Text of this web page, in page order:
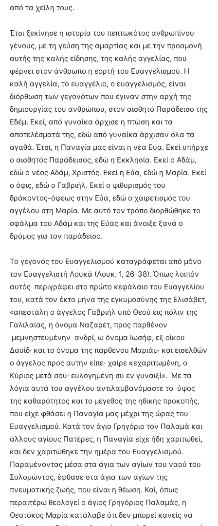
από τα χείλη τους.
Έτσι ξεκίνησε η ιστορία του πεπτωκότος ανθρωπίνου
γένους, με τη γεύση της αμαρτίας και με την προσμονή
αυτής της καλής είδησης, της καλής αγγελίας, που
φέρνει στον άνθρωπο η εορτή του Ευαγγελισμού. Η
καλή αγγελία, το ευαγγέλιο, ο ευαγγελισμός, είναι
διόρθωση των γεγονότων που έγιναν στην αρχή της
δημιουργίας του ανθρώπου, στον αισθητό Παράδεισο της
Εδέμ. Εκεί, από γυναίκα άρχισε η πτώση και τα
αποτελέσματά της, εδώ από γυναίκα άρχισαν όλα τα
αγαθά. Έτσι, η Παναγία μας είναι η νέα Εύα. Εκεί υπήρχε
ο αισθητός Παράδεισος, εδώ η Εκκλησία. Εκεί ο Αδάμ,
εδώ ο νέος Αδάμ, Χριστός. Εκεί η Εύα, εδώ η Μαρία. Εκεί
ο όφις, εδώ ο Γαβριήλ. Εκεί ο ψιθυρισμός του
δράκοντος-όφεως στην Εύα, εδώ ο χαιρετισμός του
αγγέλου στη Μαρία. Με αυτό τον τρόπο διορθώθηκε το
σφάλμα του Αδάμ και της Εύας και άνοιξε ξανά ο
δρόμος για τον παράδεισο.
Το γεγονός του Ευαγγελισμού καταγράφεται από μόνο
τον Ευαγγελιστή Λουκά (Λουκ. 1, 26-38). Όπως λοιπόν
αυτός περιγράφει στο πρώτο κεφάλαιο του Ευαγγελίου
του, κατά τον έκτο μήνα της εγκυμοσύνης της Ελισάβετ,
«απεστάλη ο άγγελος Γαβριήλ υπό Θεού εις πόλιν της
Γαλιλαίας, η όνομα Ναζαρέτ, προς παρθένον
μεμνηστευμένην ανδρί, ω όνομα Ιωσήφ, εξ οίκου
Δαυίδ· και το όνομα της παρθένου Μαριάμ· και εισελθών
ο άγγελος προς αυτήν είπε· χαίρε κεχαριτωμένη, ο
Κύριος μετά σου· ευλογημένη συ εν γυναιξί». Με τα
λόγια αυτά του αγγέλου αντιλαμβανόμαστε το ύψος
της καθαρότητος και το μέγεθος της ηθικής προκοπής,
που είχε φθάσει η Παναγία μας μέχρι της ώρας του
Ευαγγελισμού. Κατά τον άγιο Γρηγόριο τον Παλαμά και
άλλους αγίους Πατέρες, η Παναγία είχε ήδη χαριτωθεί,
και δεν χαριτώθηκε την ημέρα του Ευαγγελισμού.
Παραμένοντας μέσα στα άγια των αγίων του ναού του
Σολομώντος, έφθασε στα άγια των αγίων της
πνευματικής ζωής, που είναι η θέωση. Καί, όπως
περαιτέρω θεολογεί ο άγιος Γρηγόριος Παλαμάς, η
Θεοτόκος Μαρία κατάλαβε ότι δεν μπορεί κανείς να